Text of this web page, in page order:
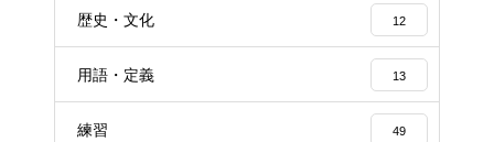
歴史・文化 12
用語・定義 13
練習 49